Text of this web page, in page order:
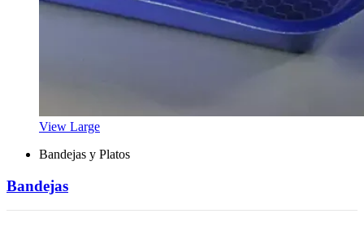
View Large
Bandejas y Platos
Bandejas